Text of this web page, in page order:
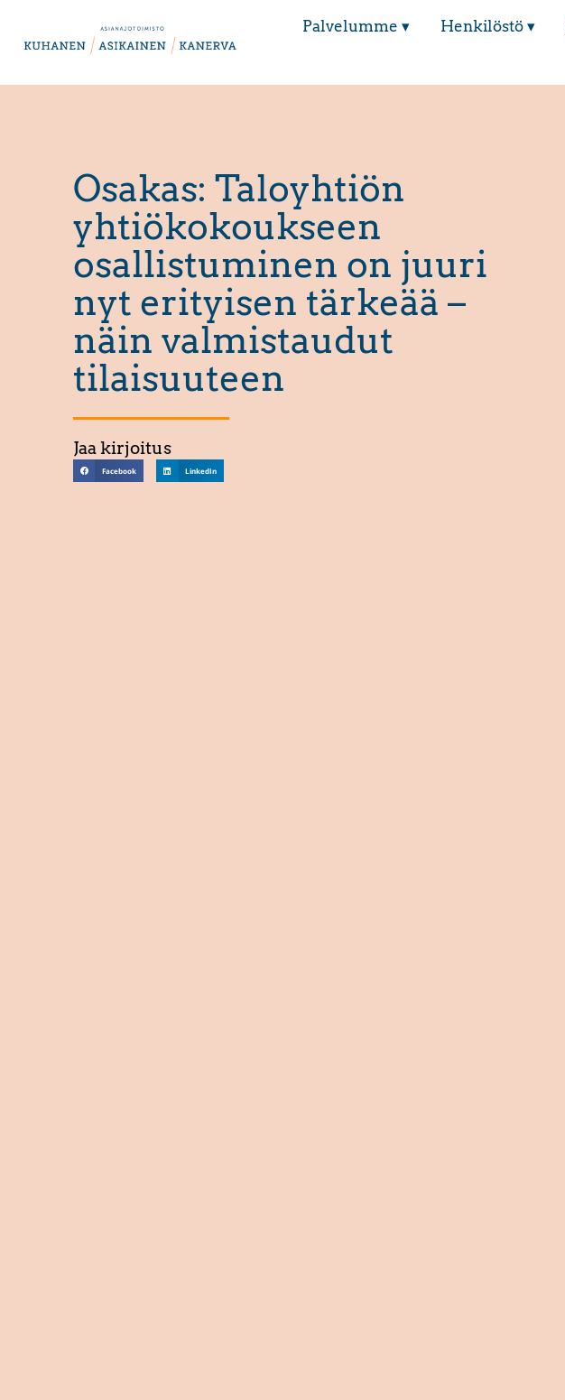
Palvelumme ▾ Henkilöstö ▾
Osakas: Taloyhtiön
yhtiökokoukseen
osallistuminen on juuri
nyt erityisen tärkeää –
näin valmistaudut
tilaisuuteen
Jaa kirjoitus
Facebook LinkedIn